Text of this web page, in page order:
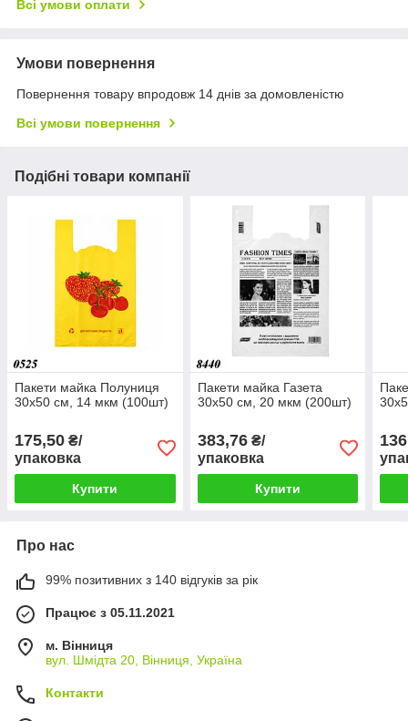
Всі умови оплати
Умови повернення
Повернення товару впродовж 14 днів за домовленістю
Всі умови повернення
Подібні товари компанії
Пакети майка Полуниця
30х50 см, 14 мкм (100шт)
175,50 ₴/
упаковка
Купити
Пакети майка Газета
30х50 см, 20 мкм (200шт)
383,76₴/
упаковка
Купити
Про нас
99% позитивних з 140 відгуків за рік
Працює з 05.11.2021
м. Вінниця
вул. Шмідта 20, Вінниця, Україна
Контакти